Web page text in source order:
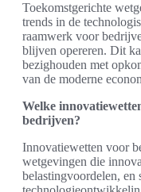
Toekomstgerichte
trends in de
raamwerk voor
blijven opereren. Dit
bezighouden met
van de moderne
Welke
bedrijven?
Innovatiewetten voor
wetgevingen die
belastingvoordelen, en